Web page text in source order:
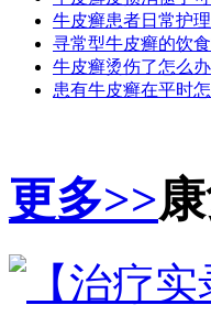
牛皮癣患者日常护
寻常型牛皮癣的饮
牛皮癣烫伤了怎么办
患有牛皮癣在平时
更多>>